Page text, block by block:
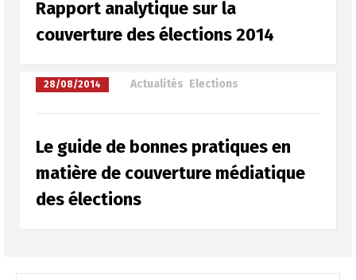
Rapport analytique sur la
couverture des élections 2014
28/08/2014 Actualités Elections
Le guide de bonnes pratiques en
matière de couverture médiatique
des élections